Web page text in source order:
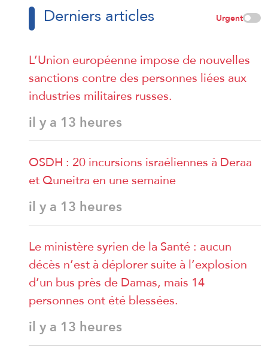
Derniers articles Urgent
L’Union européenne impose de nouvelles
sanctions contre des personnes liées aux
industries militaires russes.
il y a 13 heures
OSDH : 20 incursions israéliennes à Deraa
et Quneitra en une semaine
il y a 13 heures
Le ministère syrien de la Santé : aucun
décès n’est à déplorer suite à l’explosion
d’un bus près de Damas, mais 14
personnes ont été blessées.
il y a 13 heures